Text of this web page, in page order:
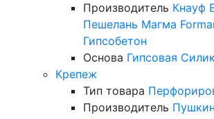
Производитель Кнауф
Пешелань Магма
Гипсобетон
Основа Гипсовая
Крепеж
Тип товара
Производитель